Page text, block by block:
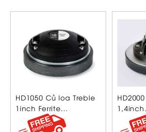
HD1050 Củ loa Treble
1inch Ferrite...